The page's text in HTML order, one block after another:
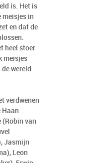
is. Het is
meisjes in
en dat de
heel stoer
meisjes
wereld
verdwenen
Haan
(Robin van
Jasmijn
Leon